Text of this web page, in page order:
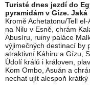
Turisté dnes jezdí do
pyramidám v Gíze.
Kromě Achetatonu/Tell
na Nilu v Esně, chrám
Abusíru, ruiny paláce
výjimečných destinací by
atraktivní Káhiru a Gízu,
Údolí králů i královen,
Kom Ombo, Asuán a
nechat ujít alespoň